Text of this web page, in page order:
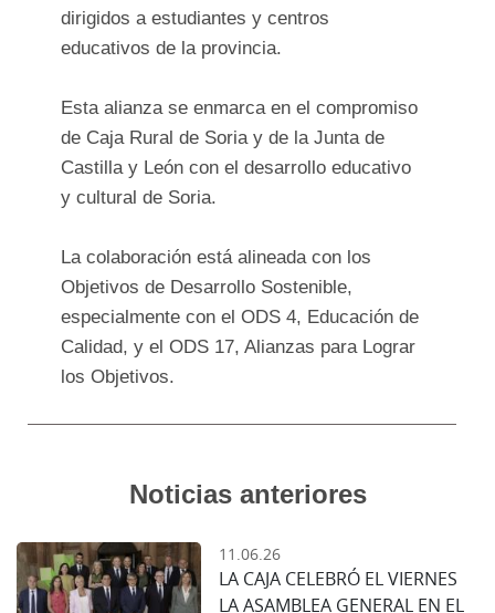
dirigidos a estudiantes y centros
educativos de la provincia.
Esta alianza se enmarca en el compromiso
de Caja Rural de Soria y de la Junta de
Castilla y León con el desarrollo educativo
y cultural de Soria.
La colaboración está alineada con los
Objetivos de Desarrollo Sostenible,
especialmente con el ODS 4, Educación de
Calidad, y el ODS 17, Alianzas para Lograr
los Objetivos.
Noticias anteriores
11.06.26
LA CAJA CELEBRÓ EL VIERNES
LA ASAMBLEA GENERAL EN EL